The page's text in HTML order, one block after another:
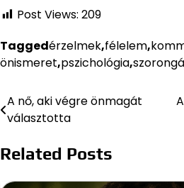
Post Views: 209
Taggedérzelmek,félelem,
önismeret,pszichológia,
Bejegyzés
A nő, aki végre önmagát
választotta
Related Posts